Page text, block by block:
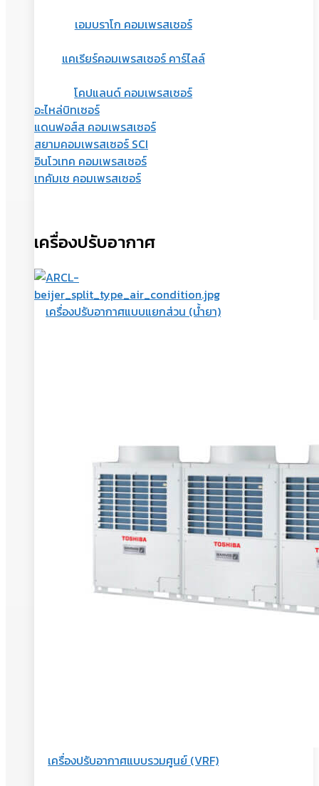
เอมบราโก คอมเพรสเซอร์
แคเรียร์คอมเพรสเซอร์ คาร์ไลล์
โคปแลนด์ คอมเพรสเซอร์
อะไหล่บิทเซอร์
แดนฟอส์ส คอมเพรสเซอร์
สยามคอมเพรสเซอร์ SCI
อินโวเทค คอมเพรสเซอร์
เทคัมเช คอมเพรสเซอร์
เครื่องปรับอากาศ
เครื่องปรับอากาศแบบแยกส่วน (น้ำยา)
เครื่องปรับอากาศแบบรวมศูนย์ (VRF)